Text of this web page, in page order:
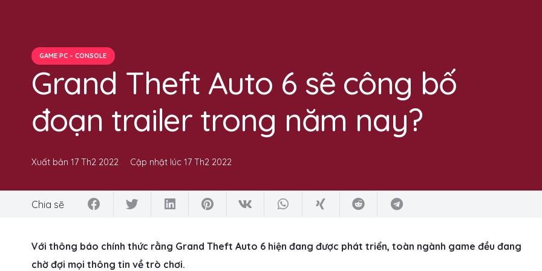
GAME PC – CONSOLE
Grand Theft Auto 6 sẽ công bố
đoạn trailer trong năm nay?
Xuất bản 17 Th2 2022 Cập nhật lúc17 Th2 2022
Chia sẽ
Với thông báo chính thức rằng Grand Theft Auto 6 hiện đang được phát triển, toàn ngành game đều đang
chờ đợi mọi thông tin về trò chơi.